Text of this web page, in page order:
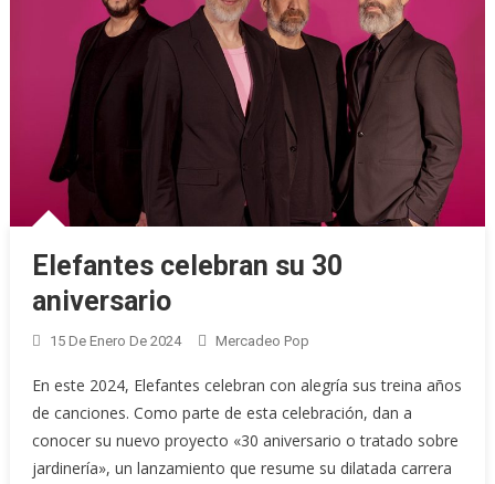
Elefantes celebran su 30
aniversario
15 De Enero De 2024 Mercadeo Pop
En este 2024, Elefantes celebran con alegría sus treina años
de canciones. Como parte de esta celebración, dan a
conocer su nuevo proyecto «30 aniversario o tratado sobre
jardinería», un lanzamiento que resume su dilatada carrera